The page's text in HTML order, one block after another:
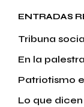
ENTRADAS
Tribuna
En la palestra
Patriotismo
Lo que